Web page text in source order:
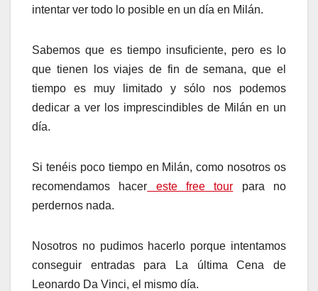
intentar ver todo lo posible en un día en Milán.
Sabemos que es tiempo insuficiente, pero es lo
que tienen los viajes de fin de semana, que el
tiempo es muy limitado y sólo nos podemos
dedicar a ver los imprescindibles de Milán en un
día.
Si tenéis poco tiempo en Milán, como nosotros os
recomendamos hacer este free tour para no
perdernos nada.
Nosotros no pudimos hacerlo porque intentamos
conseguir entradas para La última Cena de
Leonardo Da Vinci, el mismo día.